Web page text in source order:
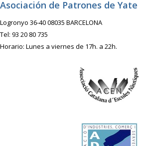
Asociación de Patrones de Yate
Logronyo 36-40 08035 BARCELONA
Tel: 93 20 80 735
Horario: Lunes a viernes de 17h. a 22h.